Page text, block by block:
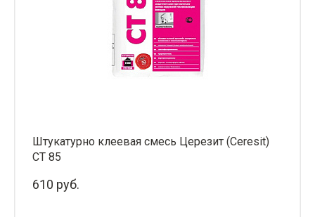
Штукатурно клеевая смесь Церезит (Ceresit)
СТ 85
610 руб.